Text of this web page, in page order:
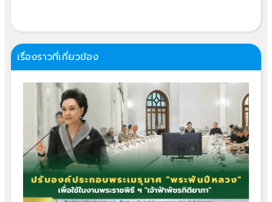
เรื่องราวที่เกี่ยวข้อง